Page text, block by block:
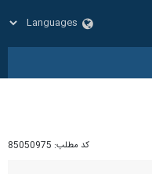
کد مطلب: 85050975